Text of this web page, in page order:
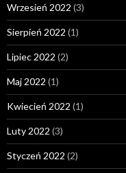
Wrzesień 2022 (3)
Sierpień 2022 (1)
Lipiec 2022 (2)
Maj 2022 (1)
Kwiecień 2022 (1)
Luty 2022 (3)
Styczeń 2022 (2)